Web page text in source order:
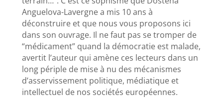
Anguelova-Lavergne a mis 10 ans à
déconstruire et que nous vous proposons ici
dans son ouvrage. Il ne faut pas se tromper de
“médicament” quand la démocratie est malade,
avertit l’auteur qui amène ces lecteurs dans un
long périple de mise à nu des mécanismes
d’asservissement politique, médiatique et
intellectuel de nos sociétés européennes.